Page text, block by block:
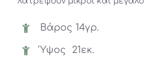
Βάρος 14γρ.
Ύψος 21εκ.